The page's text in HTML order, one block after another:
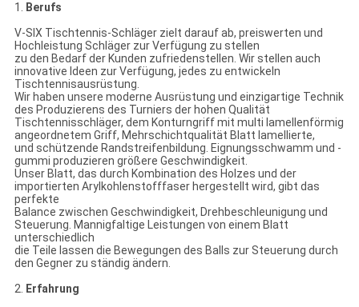
1. Berufs
V-SIX Tischtennis-Schläger zielt darauf ab, preiswerten und
Hochleistung Schläger zur Verfügung zu stellen
zu den Bedarf der Kunden zufriedenstellen. Wir stellen auch
innovative Ideen zur Verfügung, jedes zu entwickeln
Tischtennisausrüstung.
Wir haben unsere moderne Ausrüstung und einzigartige Technik
des Produzierens des Turniers der hohen Qualität
Tischtennisschläger, dem Konturngriff mit multi lamellenförmig
angeordnetem Griff, Mehrschichtqualität Blatt lamellierte,
und schützende Randstreifenbildung. Eignungsschwamm und -
gummi produzieren größere Geschwindigkeit.
Unser Blatt, das durch Kombination des Holzes und der
importierten Arylkohlenstofffaser hergestellt wird, gibt das
perfekte
Balance zwischen Geschwindigkeit, Drehbeschleunigung und
Steuerung. Mannigfaltige Leistungen von einem Blatt
unterschiedlich
die Teile lassen die Bewegungen des Balls zur Steuerung durch
den Gegner zu ständig ändern.
2. Erfahrung